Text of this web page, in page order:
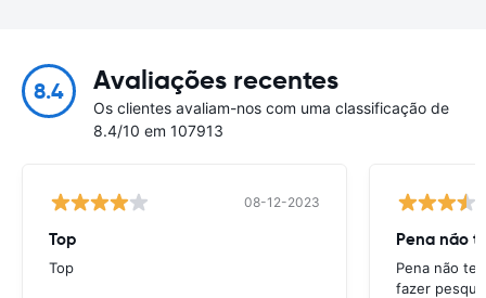
8.4 Avaliações recentes
Os clientes avaliam-nos com uma classificação de
8.4/10 em 107913
08-12-2023
Top
Top
Pena não
Pena não
fazer